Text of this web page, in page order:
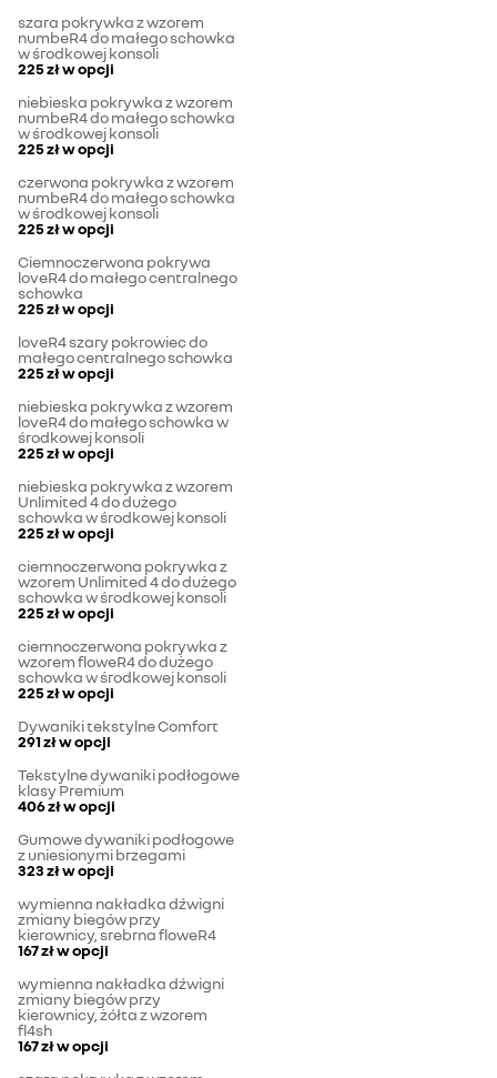
szara pokrywka z wzorem
numbeR4 do małego schowka
w środkowej konsoli
225 złw opcji
niebieska pokrywka z wzorem
numbeR4 do małego schowka
w środkowej konsoli
225 złw opcji
czerwona pokrywka z wzorem
numbeR4 do małego schowka
w środkowej konsoli
225 złw opcji
Ciemnoczerwona pokrywa
loveR4 do małego centralnego
schowka
225 złw opcji
loveR4 szary pokrowiec do
małego centralnego schowka
225 złw opcji
niebieska pokrywka z wzorem
loveR4 do małego schowka w
środkowej konsoli
225 złw opcji
niebieska pokrywka z wzorem
Unlimited 4 do dużego
schowka w środkowej konsoli
225 złw opcji
ciemnoczerwona pokrywka z
wzorem Unlimited 4 do dużego
schowka w środkowej konsoli
225 złw opcji
ciemnoczerwona pokrywka z
wzorem floweR4 do dużego
schowka w środkowej konsoli
225 złw opcji
Dywaniki tekstylne Comfort
291 złw opcji
Tekstylne dywaniki podłogowe
klasy Premium
406 złw opcji
Gumowe dywaniki podłogowe
z uniesionymi brzegami
323 złw opcji
wymienna nakładka dźwigni
zmiany biegów przy
kierownicy, srebrna floweR4
167 złw opcji
wymienna nakładka dźwigni
zmiany biegów przy
kierownicy, żółta z wzorem
fl4sh
167 złw opcji